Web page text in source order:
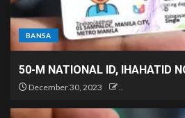
BANSA
50-M NATIONAL ID, IHAHATID
December 30, 2023 ..